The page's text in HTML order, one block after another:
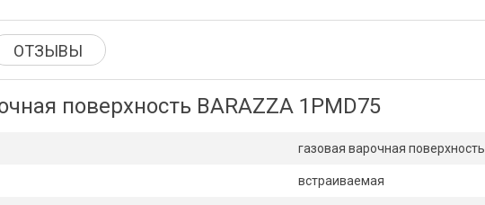
ОТЗЫВЫ
поверхность BARAZZA 1PMD75
газовая варочная поверхность
встраиваемая